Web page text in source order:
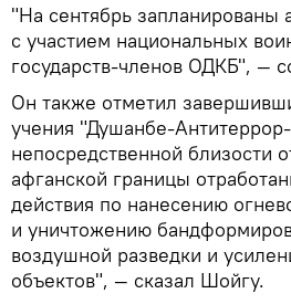
"На сентябрь запланированы
с участием национальных
государств-членов ОДКБ", —
Он также отметил
учения "Душанбе-
непосредственной близости
афганской границы
действия по нанесению
и уничтожению
воздушной разведки и
объектов", — сказал Шойгу.